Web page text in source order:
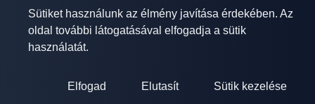
Sütiket használunk az élmény javítása érdekében. Az
oldal további látogatásával elfogadja a sütik
használatát.
Elfogad Elutasít Sütik kezelése